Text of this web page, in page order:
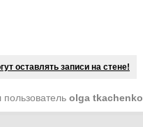
оставлять записи на стене!
olga tkachenko